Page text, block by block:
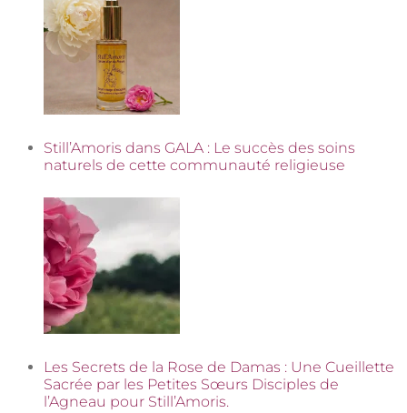
Still’Amoris dans GALA : Le succès des soins
naturels de cette communauté religieuse
Les Secrets de la Rose de Damas : Une Cueillette
Sacrée par les Petites Sœurs Disciples de
l’Agneau pour Still’Amoris.